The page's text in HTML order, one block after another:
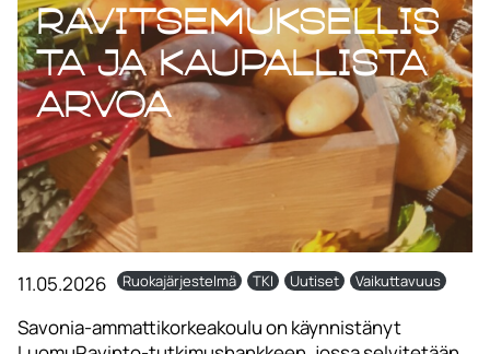
ravitsemuksellis
ta ja kaupallista
arvoa
11.05.2026 Ruokajärjestelmä TKI Uutiset Vaikuttavuus
Savonia-ammattikorkeakoulu on käynnistänyt